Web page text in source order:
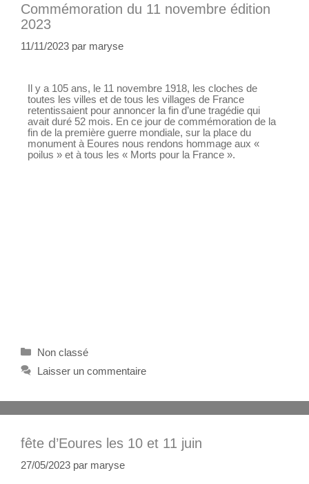
Commémoration du 11 novembre édition
2023
11/11/2023 par maryse
Il y a 105 ans, le 11 novembre 1918, les cloches de
toutes les villes et de tous les villages de France
retentissaient pour annoncer la fin d’une tragédie qui
avait duré 52 mois. En ce jour de commémoration de la
fin de la première guerre mondiale, sur la place du
monument à Eoures nous rendons hommage aux «
poilus » et à tous les « Morts pour la France ».
Non classé
Laisser un commentaire
fête d’Eoures les 10 et 11 juin
27/05/2023 par maryse